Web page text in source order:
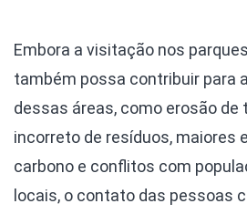
Embora a visitação nos
também possa contribuir para
dessas áreas, como erosão de
incorreto de resíduos, maiores
carbono e conflitos com
locais, o contato das pessoas